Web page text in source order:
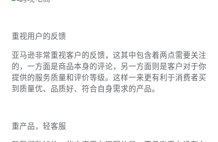
重视用户的反馈
亚马逊非常重视客户的反馈，这其中包含着两点需要关注
的，一方面是商品本身的评论，另一方面则是客户对于你
提供的服务质量和评价等级。这样一来更有利于消费者买
到质量优、品质好、符合自身需求的产品。
重产品，轻客服